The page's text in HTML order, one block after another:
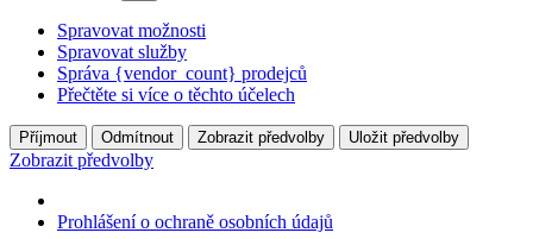
Spravovat možnosti
Spravovat služby
Správa {vendor_count} prodejců
Přečtěte si více o těchto účelech
Příjmout Odmítnout Zobrazit předvolby Uložit předvolby
Zobrazit předvolby
Prohlášení o ochraně osobních údajů